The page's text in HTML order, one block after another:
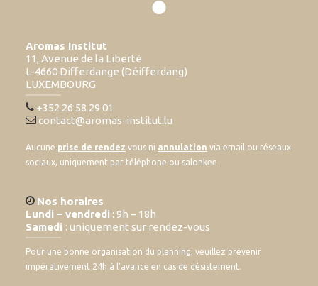
Aromas Institut
11, Avenue de la Liberté
L-4660 Differdange (Déifferdang)
LUXEMBOURG
+352 26 58 29 01
contact@aromas-institut.lu
Aucune prise de rendez vous ni annulation via email ou réseaux
sociaux, uniquement par téléphone ou salonkee
Nos horaires
Lundi – vendredi : 9h – 18h
Samedi : uniquement sur rendez-vous
Pour une bonne organisation du planning, veuillez prévenir
impérativement 24h à l’avance en cas de désistement.